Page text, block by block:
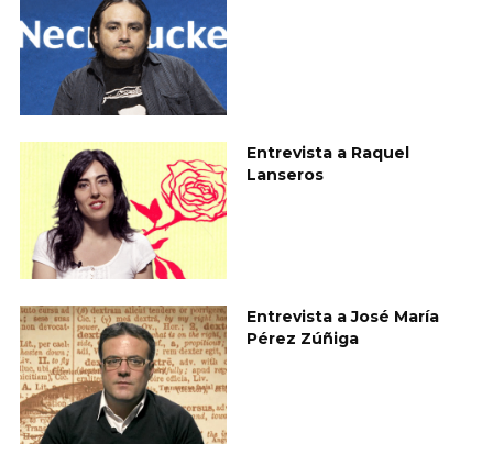
Entrevista a Raquel
Lanseros
Entrevista a José María
Pérez Zúñiga